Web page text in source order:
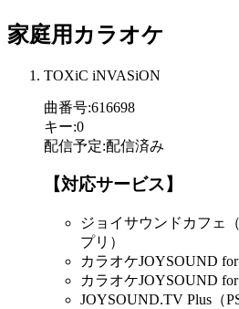
家庭用カラオケ
TOXiC iNVASiON
曲番号:616698
キー:0
配信予定:配信済み
【対応サービス】
ジョイサウンドカフェ
プリ）
カラオケJOYSOUND
カラオケJOYSOUND for
JOYSOUND.TV Plus（